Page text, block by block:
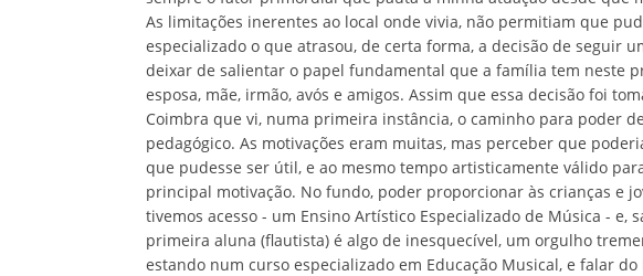
As limitações inerentes ao local onde vivia, não permitiam que
especializado o que atrasou, de certa forma, a decisão de seguir
deixar de salientar o papel fundamental que a família tem neste
esposa, mãe, irmão, avós e amigos. Assim que essa decisão foi
Coimbra que vi, numa primeira instância, o caminho para poder
pedagógico. As motivações eram muitas, mas perceber que
que pudesse ser útil, e ao mesmo tempo artisticamente válido
principal motivação. No fundo, poder proporcionar às crianças e
tivemos acesso - um Ensino Artístico Especializado de Música - e,
primeira aluna (flautista) é algo de inesquecível, um orgulho
estando num curso especializado em Educação Musical, e falar